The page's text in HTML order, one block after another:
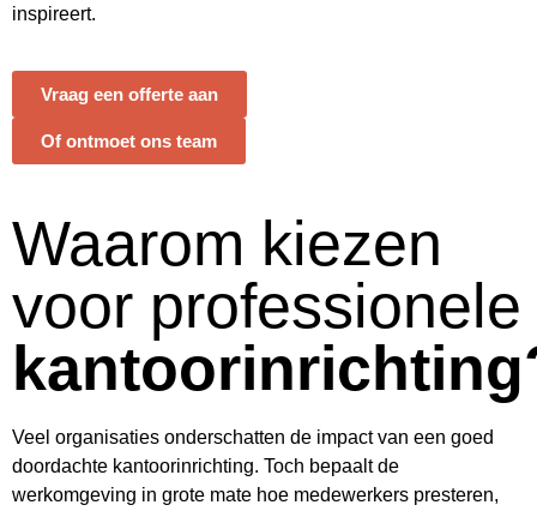
inspireert.
Vraag een offerte aan
Of ontmoet ons team
Waarom kiezen
voor professionele
Veel organisaties onderschatten de impact van een goed
doordachte kantoorinrichting. Toch bepaalt de
werkomgeving in grote mate hoe medewerkers presteren,